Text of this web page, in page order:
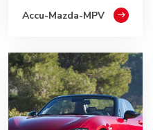
Accu-Mazda-MPV